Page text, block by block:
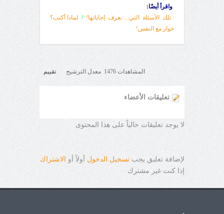
واقرأ أيضًا:
تلك الأسئلة التي... نعرف إجاباتها! / لماذا أكتب؟
حوار مع النفس!
المشاهدات 1476 معدل الترشيح تقييم
تعليقات الأعضاء
لا يوجد تعليقات حالياً على هذا المحتوى
لإضافة تعليق يجب تسجيل الدخول أولاً أو
الاشتراك
إذا كنت غير مشترك